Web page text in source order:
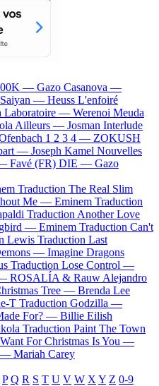
— Gazo Casanova —
Saiyan — Heuss L'enfoiré
Laboratoire — Werenoi Meuda
Ailleurs — Josman Interlude
1 2 3 4 — ZOKUSH
— Joseph Kamel Nouvelles
Favé (FR) DIE — Gazo
Traduction The Real Slim
Me — Eminem Traduction
Traduction Another Love
— Eminem Traduction Can't
Lewis Traduction Last
— Imagine Dragons
Traduction Lose Control —
ROSALÍA & Rauw Alejandro
Tree — Brenda Lee
T Traduction Godzilla —
For? — Billie Eilish
Traduction Paint The Town
For Christmas Is You —
— Mariah Carey
P Q R S T U V W X Y Z 0-9